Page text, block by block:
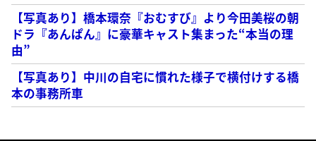
【写真あり】橋本環奈『おむすび』より今田美桜の朝
ドラ『あんぱん』に豪華キャスト集まった“本当の理
由”
【写真あり】中川の自宅に慣れた様子で横付けする橋
本の事務所車